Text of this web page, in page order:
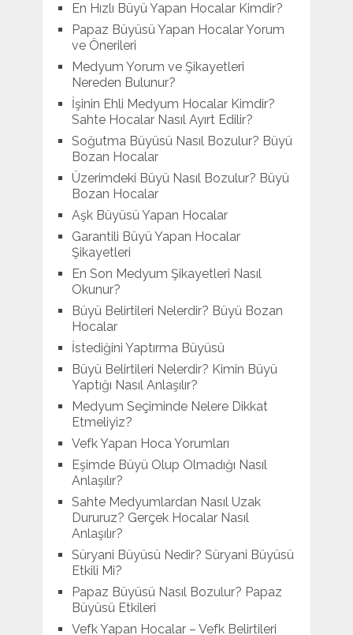
En Hızlı Büyü Yapan Hocalar Kimdir?
Papaz Büyüsü Yapan Hocalar Yorum
ve Önerileri
Medyum Yorum ve Şikayetleri
Nereden Bulunur?
İşinin Ehli Medyum Hocalar Kimdir?
Sahte Hocalar Nasıl Ayırt Edilir?
Soğutma Büyüsü Nasıl Bozulur? Büyü
Bozan Hocalar
Üzerimdeki Büyü Nasıl Bozulur? Büyü
Bozan Hocalar
Aşk Büyüsü Yapan Hocalar
Garantili Büyü Yapan Hocalar
Şikayetleri
En Son Medyum Şikayetleri Nasıl
Okunur?
Büyü Belirtileri Nelerdir? Büyü Bozan
Hocalar
İstediğini Yaptırma Büyüsü
Büyü Belirtileri Nelerdir? Kimin Büyü
Yaptığı Nasıl Anlaşılır?
Medyum Seçiminde Nelere Dikkat
Etmeliyiz?
Vefk Yapan Hoca Yorumları
Eşimde Büyü Olup Olmadığı Nasıl
Anlaşılır?
Sahte Medyumlardan Nasıl Uzak
Dururuz? Gerçek Hocalar Nasıl
Anlaşılır?
Süryani Büyüsü Nedir? Süryani Büyüsü
Etkili Mi?
Papaz Büyüsü Nasıl Bozulur? Papaz
Büyüsü Etkileri
Vefk Yapan Hocalar – Vefk Belirtileri